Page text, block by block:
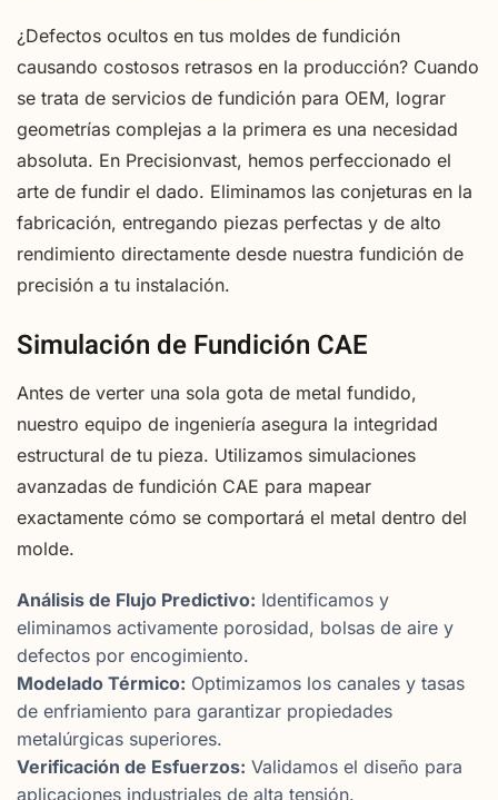
¿Defectos ocultos en tus moldes de fundición
causando costosos retrasos en la producción? Cuando
se trata de servicios de fundición para OEM, lograr
geometrías complejas a la primera es una necesidad
absoluta. En Precisionvast, hemos perfeccionado el
arte de fundir el dado. Eliminamos las conjeturas en la
fabricación, entregando piezas perfectas y de alto
rendimiento directamente desde nuestra fundición de
precisión a tu instalación.
Simulación de Fundición CAE
Antes de verter una sola gota de metal fundido,
nuestro equipo de ingeniería asegura la integridad
estructural de tu pieza. Utilizamos simulaciones
avanzadas de fundición CAE para mapear
exactamente cómo se comportará el metal dentro del
molde.
Análisis de Flujo Predictivo: Identificamos y
eliminamos activamente porosidad, bolsas de aire y
defectos por encogimiento.
Modelado Térmico: Optimizamos los canales y tasas
de enfriamiento para garantizar propiedades
metalúrgicas superiores.
Verificación de Esfuerzos: Validamos el diseño para
aplicaciones industriales de alta tensión.